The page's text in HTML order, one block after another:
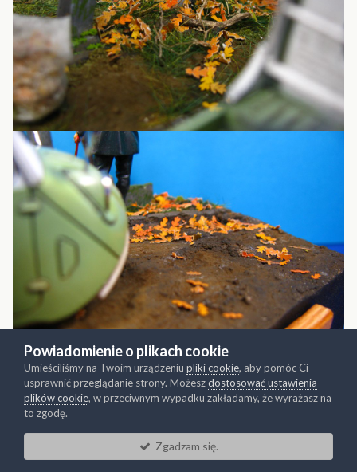
Powiadomienie o plikach cookie
Umieściliśmy na Twoim urządzeniu pliki cookie, aby pomóc Ci
usprawnić przeglądanie strony. Możeszdostosować ustawienia
plików cookie, w przeciwnym wypadku zakładamy, że wyrażasz na
to zgodę.
Zgadzam się.